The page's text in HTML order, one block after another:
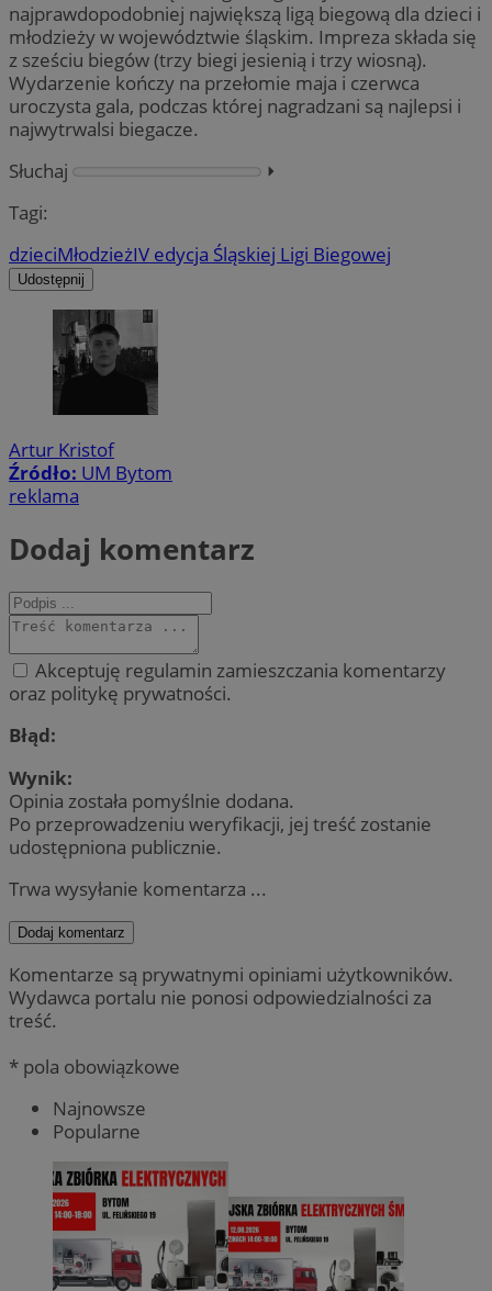
najprawdopodobniej największą ligą biegową dla dzieci i
młodzieży w województwie śląskim. Impreza składa się
z sześciu biegów (trzy biegi jesienią i trzy wiosną).
Wydarzenie kończy na przełomie maja i czerwca
uroczysta gala, podczas której nagradzani są najlepsi i
najwytrwalsi biegacze.
Słuchaj
⏵︎
Tagi:
dzieciMłodzieżIV edycja Śląskiej Ligi Biegowej
Udostępnij
Artur Kristof
Źródło: UM Bytom
reklama
Dodaj komentarz
Akceptuję regulamin zamieszczania komentarzy
oraz politykę prywatności.
Błąd:
Wynik:
Opinia została pomyślnie dodana.
Po przeprowadzeniu weryfikacji, jej treść zostanie
udostępniona publicznie.
Trwa wysyłanie komentarza ...
Dodaj komentarz
Komentarze są prywatnymi opiniami użytkowników.
Wydawca portalu nie ponosi odpowiedzialności za
treść.
* pola obowiązkowe
Najnowsze
Popularne